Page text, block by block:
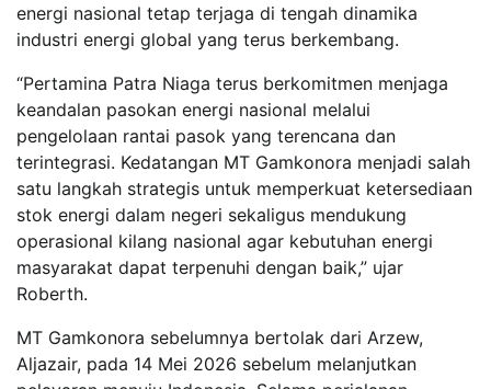
energi nasional tetap terjaga di tengah dinamika
industri energi global yang terus berkembang.
“Pertamina Patra Niaga terus berkomitmen menjaga
keandalan pasokan energi nasional melalui
pengelolaan rantai pasok yang terencana dan
terintegrasi. Kedatangan MT Gamkonora menjadi salah
satu langkah strategis untuk memperkuat ketersediaan
stok energi dalam negeri sekaligus mendukung
operasional kilang nasional agar kebutuhan energi
masyarakat dapat terpenuhi dengan baik,” ujar
Roberth.
MT Gamkonora sebelumnya bertolak dari Arzew,
Aljazair, pada 14 Mei 2026 sebelum melanjutkan